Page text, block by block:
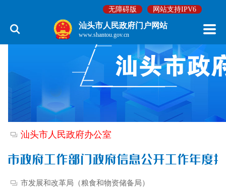
无障碍版 网站支持IPV6
汕头市人民政府门户网站
www.shantou.gov.cn
汕头市人民政府办公室
市发展和改革局（粮食和物资储备局）